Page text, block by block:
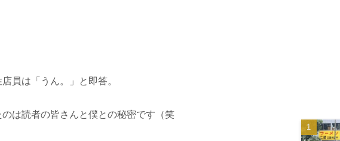
員は「うん。」と即答。
は読者の皆さんと僕との秘密です（笑